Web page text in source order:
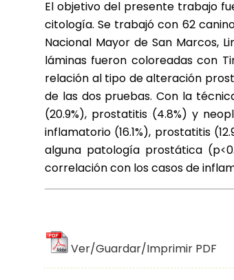
El objetivo del presente trabajo
citología. Se trabajó con 62
Nacional Mayor de San Marcos,
láminas fueron coloreadas con
relación al tipo de alteración
de las dos pruebas. Con la
(20.9%), prostatitis (4.8%) y
inflamatorio (16.1%), prostatitis
alguna patología prostática
correlación con los casos de
Ver/Guardar/Imprimir PDF